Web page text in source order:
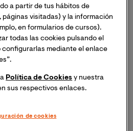
de Ciencias Jurídicas y
Noviembre 2018 – Febrero 2021
Mercantil de la UEM: Septiembre
– Febrero 2021
Investigación:
a partir de tus hábitos de
páginas visitadas) y la información
en formularios de cursos).
todas las cookies pulsando el
mediante el enlace
Política de Cookies y nuestra
sus respectivos enlaces.
de cookies